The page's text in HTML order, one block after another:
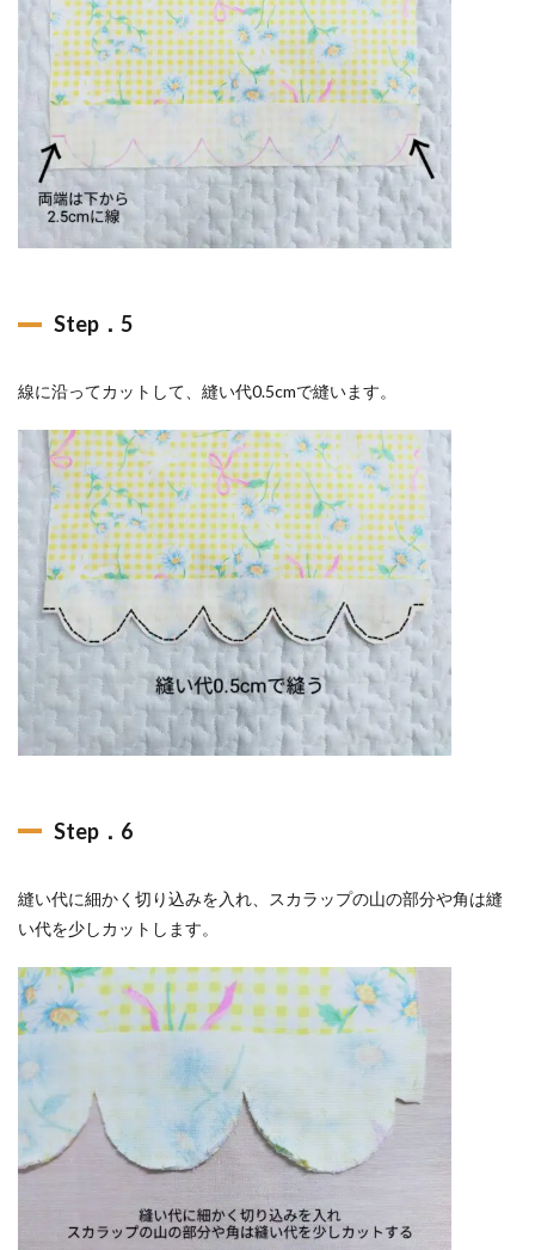
Step．5
線に沿ってカットして、縫い代0.5cmで縫います。
Step．6
縫い代に細かく切り込みを入れ、スカラップの山の部分や角は縫
い代を少しカットします。